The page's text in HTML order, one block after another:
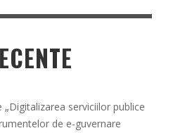
serviciilor publice
de e-guvernare